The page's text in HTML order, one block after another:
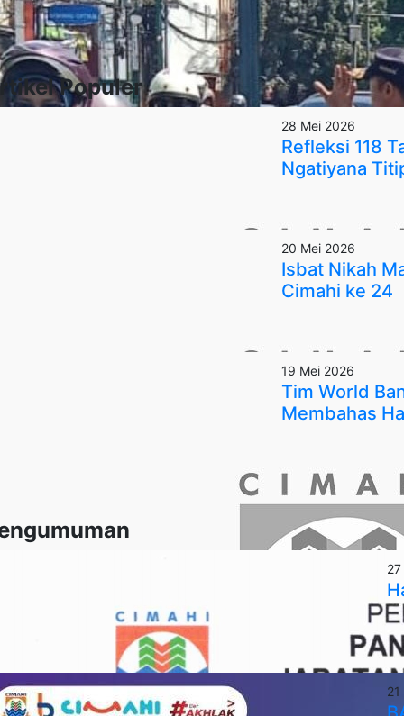
Populer
28 Mei 2026
Refleksi 118
Ngatiyana
20 Mei 2026
Isbat Nikah
Cimahi ke 24
19 Mei 2026
Tim World
Membahas